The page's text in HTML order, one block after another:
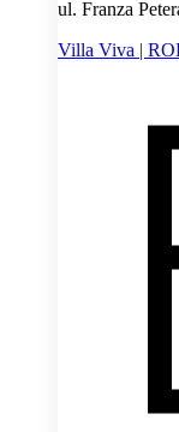
ul. Franza
Villa Viva |